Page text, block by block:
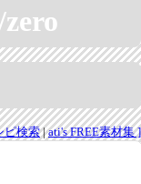
ピ検索|ati's FREE素材集 ]